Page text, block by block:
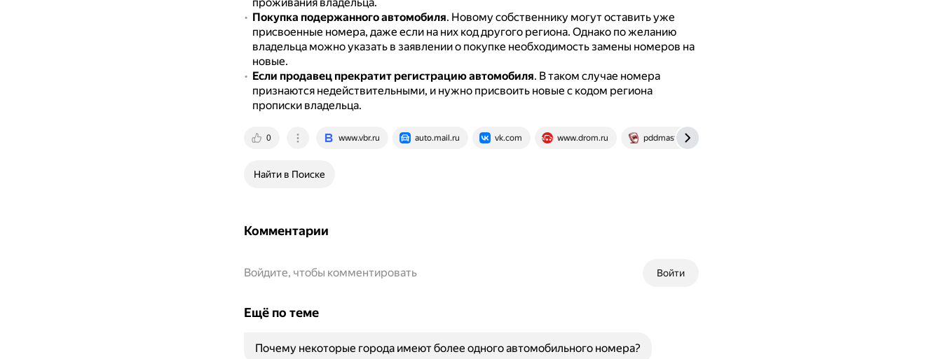
Покупка подержанного автомобиля. Новому собственнику могут оставить уже
присвоенные номера, даже если на них код другого региона. Однако по желанию
владельца можно указать в заявлении о покупке необходимость замены номеров на
новые.
Если продавец прекратит регистрацию автомобиля. В таком случае номера
признаются недействительными, и нужно присвоить новые с кодом региона
прописки владельца.
0 www.vbr.ru auto.mail.ru vk.com www.drom.ru pddmaster.ru
Найти в Поиске
Комментарии
Войти
Войдите, чтобы комментировать
Ещё по теме
Почему некоторые города имеют более одного автомобильного номера?